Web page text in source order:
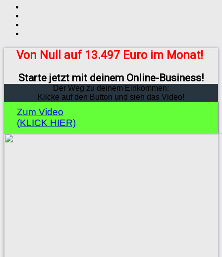
Von Null auf 13.497 Euro im Monat!
Starte jetzt mit deinem Online-Business!
Der Weg zu deinem Einkommen:
Klicke auf den Button und sieh das Video!
Zum Video
(KLICK HIER)